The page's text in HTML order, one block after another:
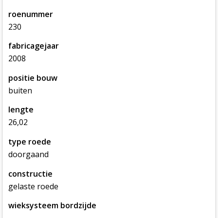
roenummer
230
fabricagejaar
2008
positie bouw
buiten
lengte
26,02
type roede
doorgaand
constructie
gelaste roede
wieksysteem bordzijde